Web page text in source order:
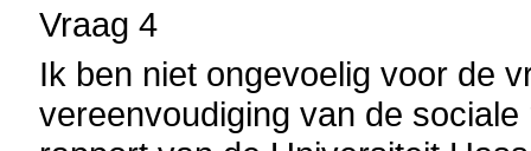
Vraag 4
Ik ben niet ongevoelig voor de
vereenvoudiging van de